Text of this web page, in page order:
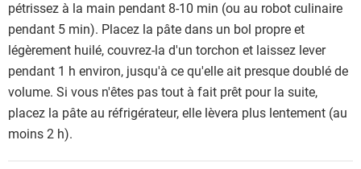
pétrissez à la main pendant 8-10 min (ou au robot culinaire
pendant 5 min). Placez la pâte dans un bol propre et
légèrement huilé, couvrez-la d'un torchon et laissez lever
pendant 1 h environ, jusqu'à ce qu'elle ait presque doublé de
volume. Si vous n'êtes pas tout à fait prêt pour la suite,
placez la pâte au réfrigérateur, elle lèvera plus lentement (au
moins 2 h).